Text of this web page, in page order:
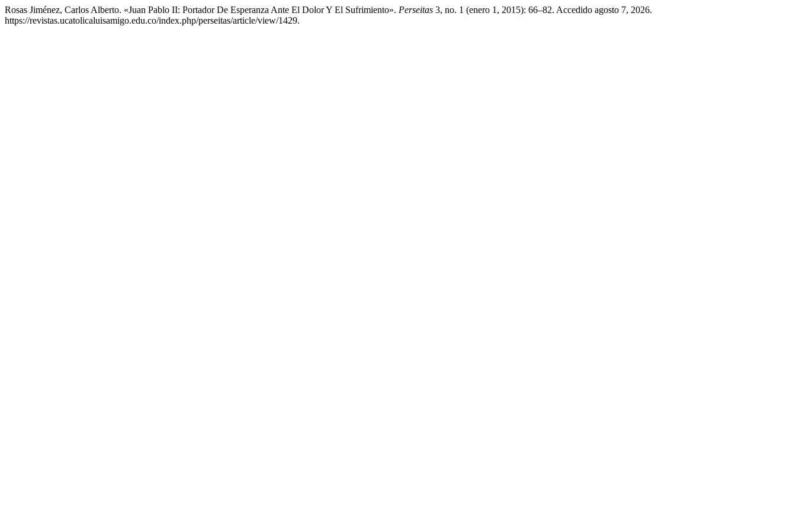
Rosas Jiménez, Carlos Alberto. «Juan Pablo II: Portador De Esperanza Ante El Dolor Y El Sufrimiento». Perseitas 3, no. 1 (enero 1, 2015): 66–82. Accedido agosto 7, 2026.
https://revistas.ucatolicaluisamigo.edu.co/index.php/perseitas/article/view/1429.